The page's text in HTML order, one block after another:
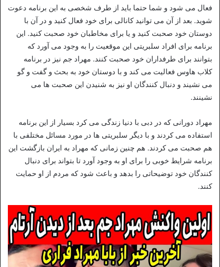
فعال می شود و شما حتما باید از طرف شخصی به این برنامه دعوت
شوید. بعد از آن می توانید کانالی برای خود فعال کنید و در آن با
دوستان خود صحبت کنید و یا برای مخاطبان خود صحبت کنید. این
برنامه برای افراد سلبریتی این موقعیت را به وجود می آورد که
بتوانند برای طرفداران خود صحبت کنند. مهراد جم نیز در برنامه
کلاب هاوس فعالیت می کند و با دوستان خود به بحث و گفت و گو
می نشیند و دنبال کنندگان او نیز به شنیدن این صحبت ها می
نشینند.
مهراد دورانی که در دبی با دنیا زندگی می کرد بسیار از این برنامه
استفاده می کردند و با دیگر سلبریتی ها در مورد مسائل مختلفی با
هم صحبت می کردند. هم چنین زمانی که مهراد به ایران بازگشت این
برنامه شرایط خوبی را برای او به وجود آورد تا بتواند برای دنبال
کنندگان خود توضیحاتی را بدهد و باعث شود که مردم از او حمایت
کنند.